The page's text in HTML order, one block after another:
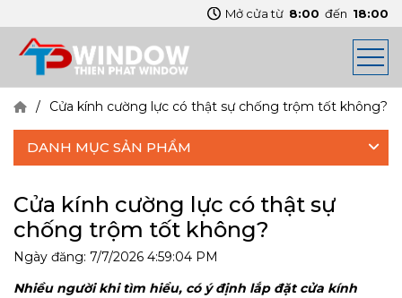
Mở cửa từ 8:00 đến 18:00
Cửa kính cường lực có thật sự chống trộm tốt không?
DANH MỤC SẢN PHẨM
Cửa kính cường lực có thật sự
chống trộm tốt không?
Ngày đăng: 7/7/2026 4:59:04 PM
Nhiều người khi tìm hiểu, có ý định lắp đặt cửa kính